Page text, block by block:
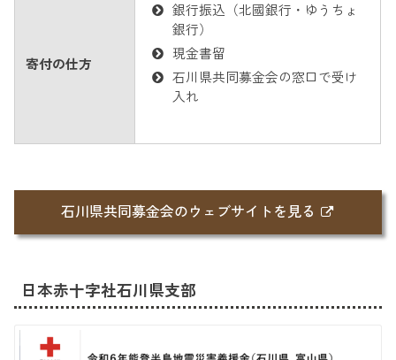
寄付の仕方
銀行振込（北國銀行・ゆうちょ
銀行）
現金書留
石川県共同募金会の窓口で受け
入れ
石川県共同募金会のウェブサイトを見る
日本赤十字社石川県支部